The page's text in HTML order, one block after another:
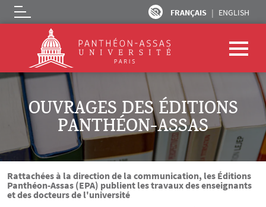
Aller au contenu principal
FRANÇAIS ENGLISH
Logo
OUVRAGES DES ÉDITIONS
PANTHÉON-ASSAS
Rattachées à la direction de la communication, les Éditions
Panthéon-Assas (EPA) publient les travaux des enseignants
et des docteurs de l'université